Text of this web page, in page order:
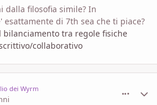
dalla filosofia simile? In
esattamente di 7th sea che ti piace?
bilanciamento tra regole fisiche
collaborativo
dei Wyrm